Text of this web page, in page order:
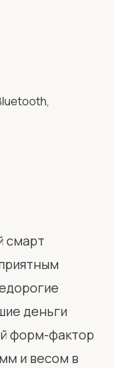
смарт
деньги
форм-фактор
и весом в